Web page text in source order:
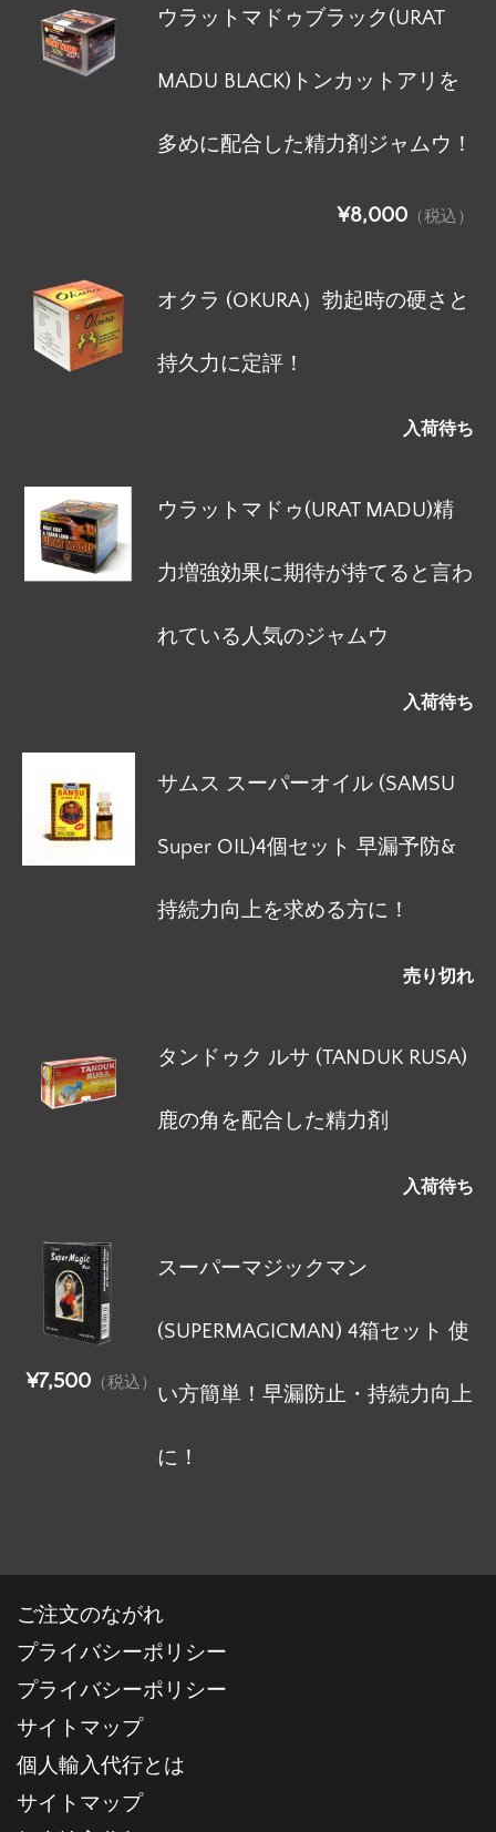
ウラットマドゥブラック(URAT
MADU BLACK)トンカットアリを
多めに配合した精力剤ジャムウ！
¥8,000 （税込）
オクラ (OKURA）勃起時の硬さと
持久力に定評！
入荷待ち
ウラットマドゥ(URAT MADU)精
力増強効果に期待が持てると言わ
れている人気のジャムウ
入荷待ち
サムス スーパーオイル (SAMSU
Super OIL)4個セット 早漏予防&
持続力向上を求める方に！
売り切れ
タンドゥク ルサ (TANDUK RUSA)
鹿の角を配合した精力剤
入荷待ち
スーパーマジックマン
(SUPERMAGICMAN) 4箱セット 使
い方簡単！早漏防止・持続力向上
に！
¥7,500 （税込）
ご注文のながれ
プライバシーポリシー
プライバシーポリシー
サイトマップ
個人輸入代行とは
サイトマップ